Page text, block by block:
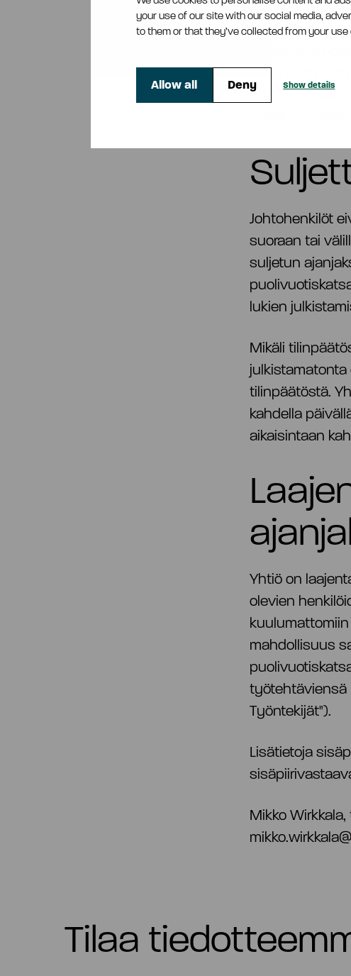
your use of our site with our social media,
to them or that they’ve collected from your
Allow all Deny Show details
saaneet
siihen liittyvistä
Johtohenkilöt
suoraan tai
suljetun
lukien
Mikäli
julkistamatonta
tilinpäätöstä.
kahdella
aikaisintaan
Yhtiö on
olevien
kuulumattomiin
mahdollisuus
työtehtäviensä
Työntekijät").
Lisätietoja
Mikko
Tilaa